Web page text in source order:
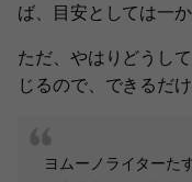
ば、目安としては一
ただ、やはりどうし
じるので、できるだ
ヨムーノライターた